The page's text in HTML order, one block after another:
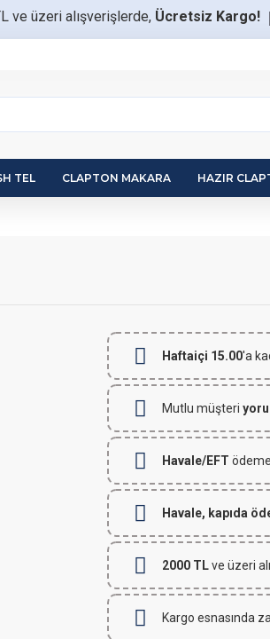
ve üzeri alışverişlerde, Ücretsiz Kargo!
TEL CLAPTON MAKARA HAZIR
Haftaiçi 15.00'a
Mutlu müşteri
Havale/EFT
Havale, kapıda
2000 TLve üzeri
Kargo esnasında